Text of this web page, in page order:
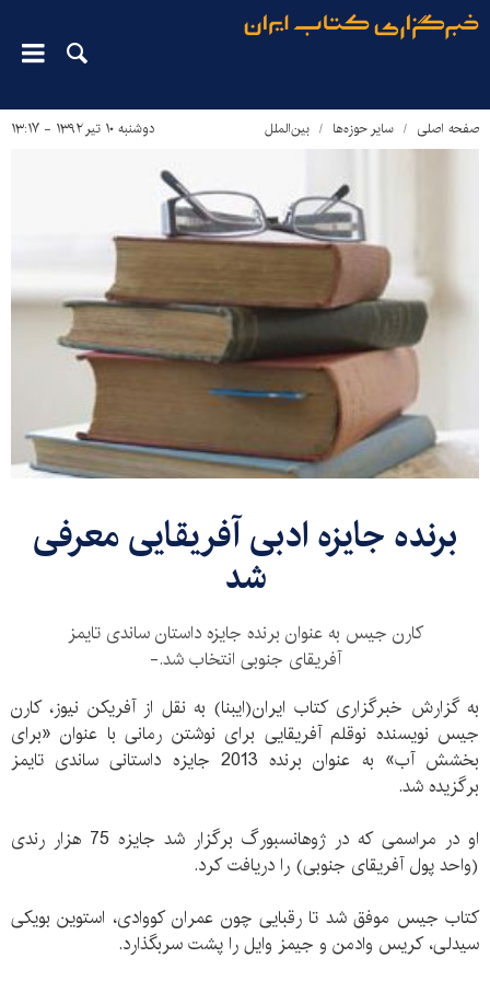
صفحه اصلی سایر حوزه‌ها بین‌الملل دوشنبه ۱۰ تیر ۱۳۹۲ - ۱۳:۱۷
برنده جایزه ادبی آفریقایی معرفی
شد
کارن جیس به عنوان برنده جایزه داستان ساندی تایمز
آفریقای جنوبی انتخاب شد.-
به گزارش خبرگزاری کتاب ایران(ایبنا) به نقل از آفریکن نیوز، کارن
جیس نویسنده نوقلم آفریقایی برای نوشتن رمانی با عنوان «برای
بخشش آب» به عنوان برنده 2013 جایزه داستانی ساندی تایمز
برگزیده شد.
او در مراسمی که در ژوهانسبورگ برگزار شد جایزه 75 هزار رندی
(واحد پول آفریقای جنوبی) را دریافت کرد.
کتاب جیس موفق شد تا رقبایی چون عمران کووادی، استوین بویکی
سیدلی، کریس وادمن و جیمز وایل را پشت سربگذارد.